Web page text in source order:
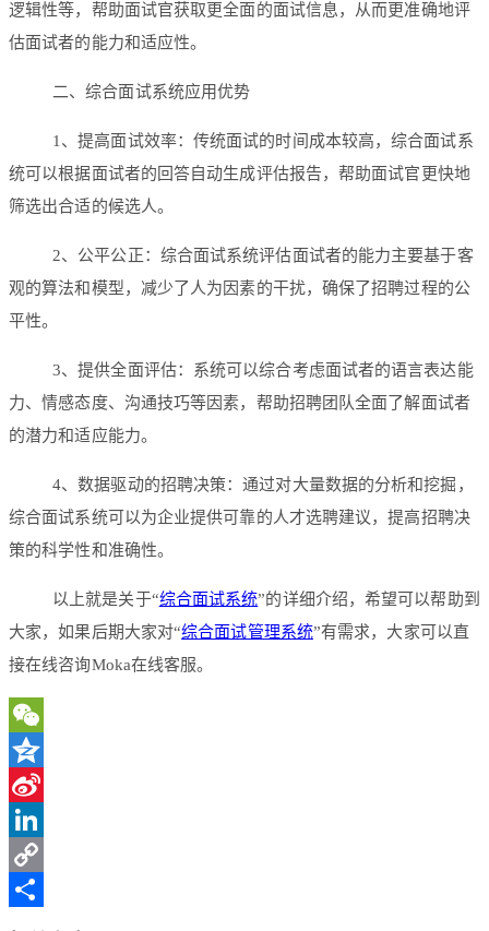
逻辑性等，帮助面试官获取更全面的面试信息，从而更准确地评
估面试者的能力和适应性。
二、综合面试系统应用优势
1、提高面试效率：传统面试的时间成本较高，综合面试系
统可以根据面试者的回答自动生成评估报告，帮助面试官更快地
筛选出合适的候选人。
2、公平公正：综合面试系统评估面试者的能力主要基于客
观的算法和模型，减少了人为因素的干扰，确保了招聘过程的公
平性。
3、提供全面评估：系统可以综合考虑面试者的语言表达能
力、情感态度、沟通技巧等因素，帮助招聘团队全面了解面试者
的潜力和适应能力。
4、数据驱动的招聘决策：通过对大量数据的分析和挖掘，
综合面试系统可以为企业提供可靠的人才选聘建议，提高招聘决
策的科学性和准确性。
以上就是关于“综合面试系统”的详细介绍，希望可以帮助到
大家，如果后期大家对“综合面试管理系统”有需求，大家可以直
接在线咨询Moka在线客服。
WeChat
Qzone
Sina
Weibo
LinkedIn
Copy